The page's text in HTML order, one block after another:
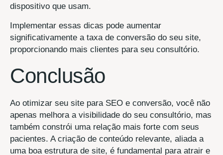
dispositivo que usam.
Implementar essas dicas pode aumentar
significativamente a taxa de conversão do seu site,
proporcionando mais clientes para seu consultório.
Conclusão
Ao otimizar seu site para SEO e conversão, você não
apenas melhora a visibilidade do seu consultório, mas
também constrói uma relação mais forte com seus
pacientes. A criação de conteúdo relevante, aliada a
uma boa estrutura de site, é fundamental para atrair e